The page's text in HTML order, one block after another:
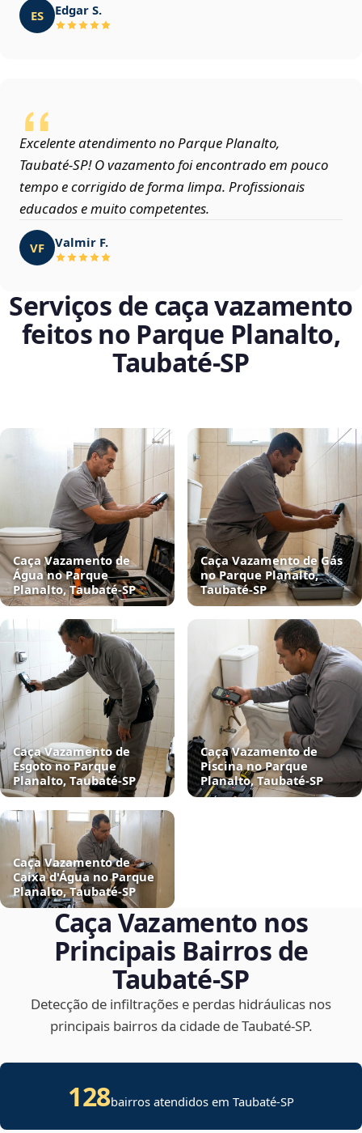
ES Edgar S.
Excelente atendimento no Parque Planalto,
Taubaté‑SP! O vazamento foi encontrado em pouco
tempo e corrigido de forma limpa. Profissionais
educados e muito competentes.
VF Valmir F.
Serviços de caça vazamento
feitos no Parque Planalto,
Taubaté‑SP
Caça Vazamento de
Água no Parque
Planalto, Taubaté‑SP
Caça Vazamento de Gás
no Parque Planalto,
Taubaté‑SP
Caça Vazamento de
Esgoto no Parque
Planalto, Taubaté‑SP
Caça Vazamento de
Piscina no Parque
Planalto, Taubaté‑SP
Caça Vazamento de
Caixa d'Água no Parque
Planalto, Taubaté‑SP
Caça Vazamento nos
Principais Bairros de
Taubaté‑SP
Detecção de infiltrações e perdas hidráulicas nos
principais bairros da cidade de Taubaté‑SP.
128bairros atendidos em Taubaté-SP